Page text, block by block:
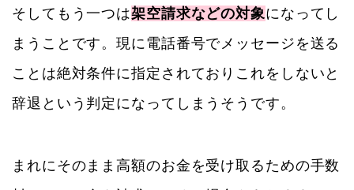
そしてもう一つは架空請求などの対象になってし
まうことです。現に電話番号でメッセージを送る
ことは絶対条件に指定されておりこれをしないと
辞退という判定になってしまうそうです。
まれにそのまま高額のお金を受け取るための手数